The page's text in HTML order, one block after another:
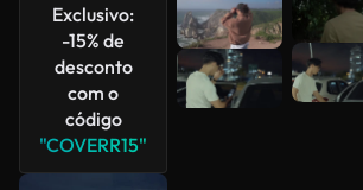
Exclusivo:
-15% de
desconto
com o
código
"COVERR15"